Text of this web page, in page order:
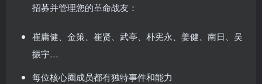
招募并管理您的革命战友：
崔庸健、金策、崔贤、武亭、朴宪永、姜健、南日、吴
振宇…
每位核心圈成员都有独特事件和能力